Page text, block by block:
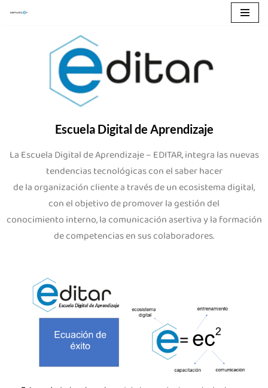
Escuela Digital de Aprendizaje
La Escuela Digital de Aprendizaje – EDITAR, integra las nuevas
tendencias tecnológicas con el saber hacer
de la organización cliente a través de un ecosistema digital,
con el objetivo de promover la gestión del
conocimiento interno, la comunicación asertiva y la formación
de competencias en sus colaboradores.